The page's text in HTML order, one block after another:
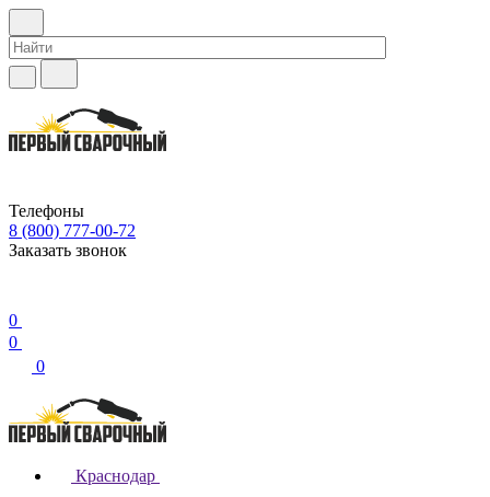
Телефоны
8 (800) 777-00-72
Заказать звонок
0
0
0
Краснодар